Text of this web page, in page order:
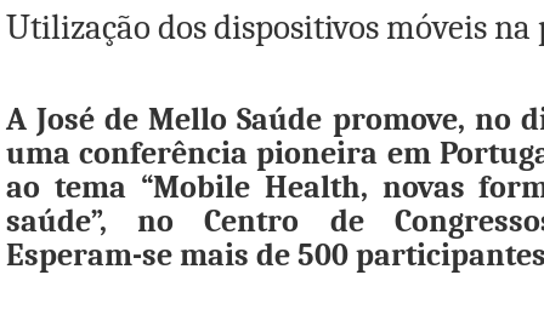
Utilização dos dispositivos móveis
A José de Mello Saúde promove, no
uma conferência pioneira em
ao tema “Mobile Health, novas
saúde”, no Centro de
Esperam-se mais de 500